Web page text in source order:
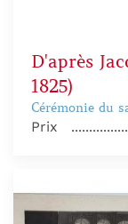
D'après
1825)
Cérémonie du
Prix